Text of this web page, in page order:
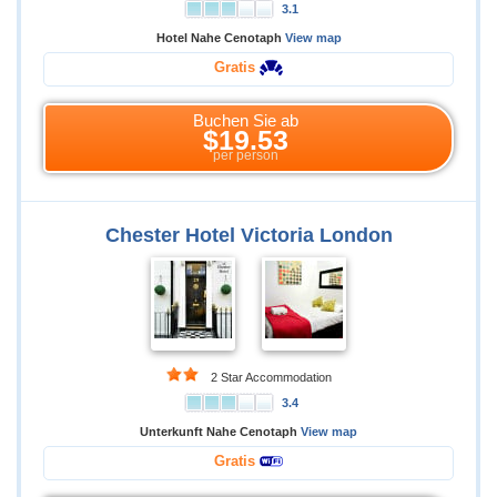
3.1
Hotel Nahe Cenotaph View map
Gratis
Buchen Sie ab
$19.53
per person
Chester Hotel Victoria London
2 Star Accommodation
3.4
Unterkunft Nahe Cenotaph View map
Gratis